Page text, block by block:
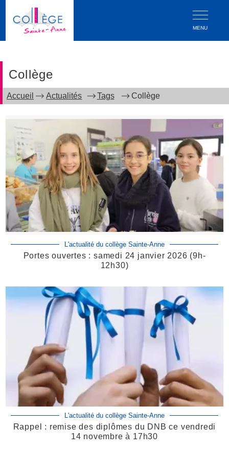
MENU
Collège
Accueil Actualités Tags Collège
L'actualité du collège Sainte-Anne
Portes ouvertes : samedi 24 janvier 2026 (9h-
12h30)
L'actualité du collège Sainte-Anne
Rappel : remise des diplômes du DNB ce vendredi
14 novembre à 17h30